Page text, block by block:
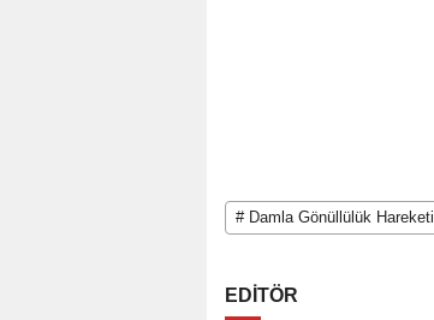
# Damla Gönüllülük Hareketi
EDİTÖR